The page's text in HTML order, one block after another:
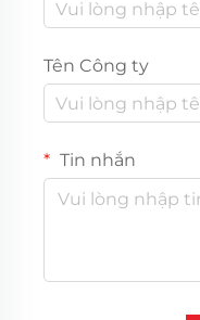
Tên Công ty
Tin nhắn